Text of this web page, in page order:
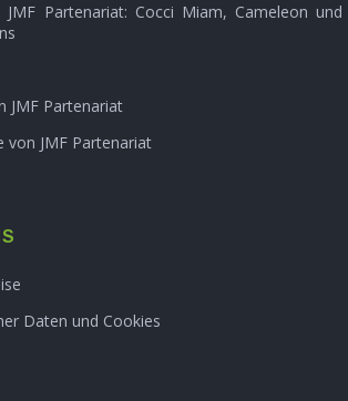
Partenariat: Cocci Miam, Cameleon und
JMF Partenariat
von JMF Partenariat
Daten und Cookies